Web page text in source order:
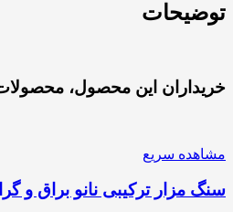
توضیحات
خریداران این محصول،
مشاهده سریع
سنگ مزار ترکیبی نانو براق و